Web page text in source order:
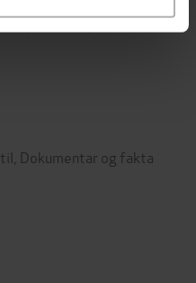
(forfatter),Jo Usmar
Dokumentar og fakta